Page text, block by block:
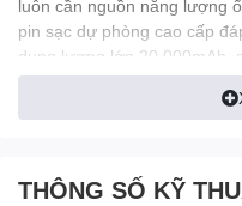
luôn cần nguồn năng lượng
pin sạc dự phòng cao cấp
dung lượng lớn 20.000mAh,
C tích hợp, giúp bạn không
Sản phẩm được thiết kế
THÔNG SỐ KỸ